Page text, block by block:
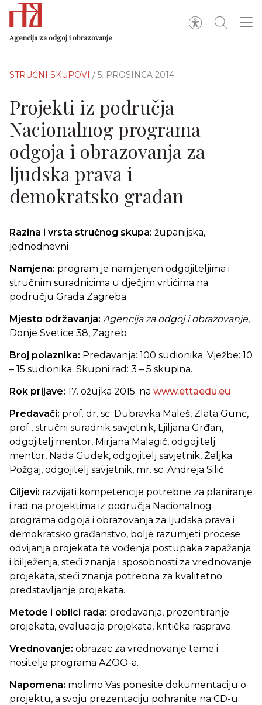
Agencija za odgoj i obrazovanje
STRUČNI SKUPOVI / 5. PROSINCA 2014.
Projekti iz područja
Nacionalnog programa
odgoja i obrazovanja za
ljudska prava i
demokratsko građan
Razina i vrsta stručnog skupa: županijska,
jednodnevni
Namjena: program je namijenjen odgojiteljima i
stručnim suradnicima u dječjim vrtićima na
području Grada Zagreba
Mjesto održavanja: Agencija za odgoj i obrazovanje,
Donje Svetice 38, Zagreb
Broj polaznika: Predavanja: 100 sudionika. Vježbe: 10
– 15 sudionika. Skupni rad: 3 – 5 skupina.
Rok prijave: 17. ožujka 2015. na www.ettaedu.eu
Predavači: prof. dr. sc. Dubravka Maleš, Zlata Gunc,
prof., stručni suradnik savjetnik, Ljiljana Grđan,
odgojitelj mentor, Mirjana Malagić, odgojitelj
mentor, Nada Gudek, odgojitelj savjetnik, Željka
Požgaj, odgojitelj savjetnik, mr. sc. Andreja Silić
Ciljevi: razvijati kompetencije potrebne za planiranje
i rad na projektima iz područja Nacionalnog
programa odgoja i obrazovanja za ljudska prava i
demokratsko građanstvo, bolje razumjeti procese
odvijanja projekata te vođenja postupaka zapažanja
i bilježenja, steći znanja i sposobnosti za vrednovanje
projekata, steći znanja potrebna za kvalitetno
predstavljanje projekata.
Metode i oblici rada: predavanja, prezentiranje
projekata, evaluacija projekata, kritička rasprava.
Vrednovanje: obrazac za vrednovanje teme i
nositelja programa AZOO-a.
Napomena: molimo Vas ponesite dokumentaciju o
projektu, a svoju prezentaciju pohranite na CD-u.